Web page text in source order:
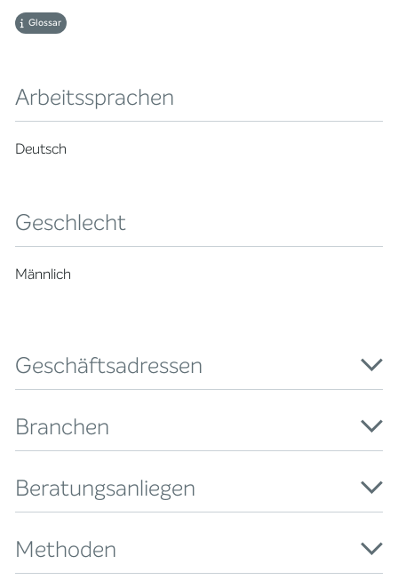
Glossar
Arbeitssprachen
Deutsch
Geschlecht
Männlich
Geschäftsadressen
Branchen
Beratungsanliegen
Methoden